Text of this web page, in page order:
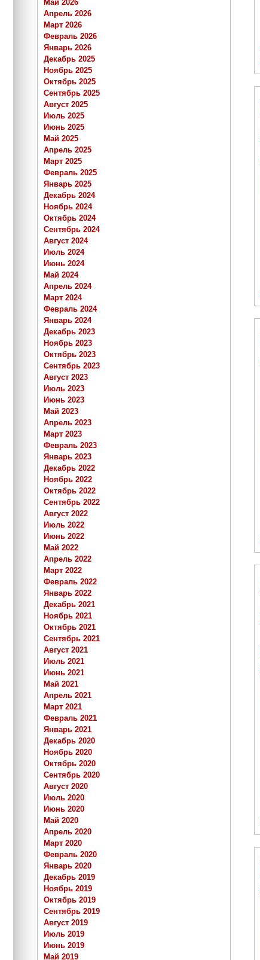
Май 2026
Апрель 2026
Март 2026
Февраль 2026
Январь 2026
Декабрь 2025
Ноябрь 2025
Октябрь 2025
Сентябрь 2025
Август 2025
Июль 2025
Июнь 2025
Май 2025
Апрель 2025
Март 2025
Февраль 2025
Январь 2025
Декабрь 2024
Ноябрь 2024
Октябрь 2024
Сентябрь 2024
Август 2024
Июль 2024
Июнь 2024
Май 2024
Апрель 2024
Март 2024
Февраль 2024
Январь 2024
Декабрь 2023
Ноябрь 2023
Октябрь 2023
Сентябрь 2023
Август 2023
Июль 2023
Июнь 2023
Май 2023
Апрель 2023
Март 2023
Февраль 2023
Январь 2023
Декабрь 2022
Ноябрь 2022
Октябрь 2022
Сентябрь 2022
Август 2022
Июль 2022
Июнь 2022
Май 2022
Апрель 2022
Март 2022
Февраль 2022
Январь 2022
Декабрь 2021
Ноябрь 2021
Октябрь 2021
Сентябрь 2021
Август 2021
Июль 2021
Июнь 2021
Май 2021
Апрель 2021
Март 2021
Февраль 2021
Январь 2021
Декабрь 2020
Ноябрь 2020
Октябрь 2020
Сентябрь 2020
Август 2020
Июль 2020
Июнь 2020
Май 2020
Апрель 2020
Март 2020
Февраль 2020
Январь 2020
Декабрь 2019
Ноябрь 2019
Октябрь 2019
Сентябрь 2019
Август 2019
Июль 2019
Июнь 2019
Май 2019